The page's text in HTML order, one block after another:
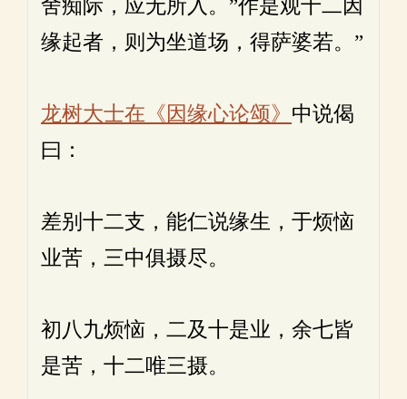
舍痴际，应无所入。”作是观十二因
缘起者，则为坐道场，得萨婆若。”
龙树大士在《因缘心论颂》 中说偈
曰：
差别十二支，能仁说缘生，于烦恼
业苦，三中俱摄尽。
初八九烦恼，二及十是业，余七皆
是苦，十二唯三摄。